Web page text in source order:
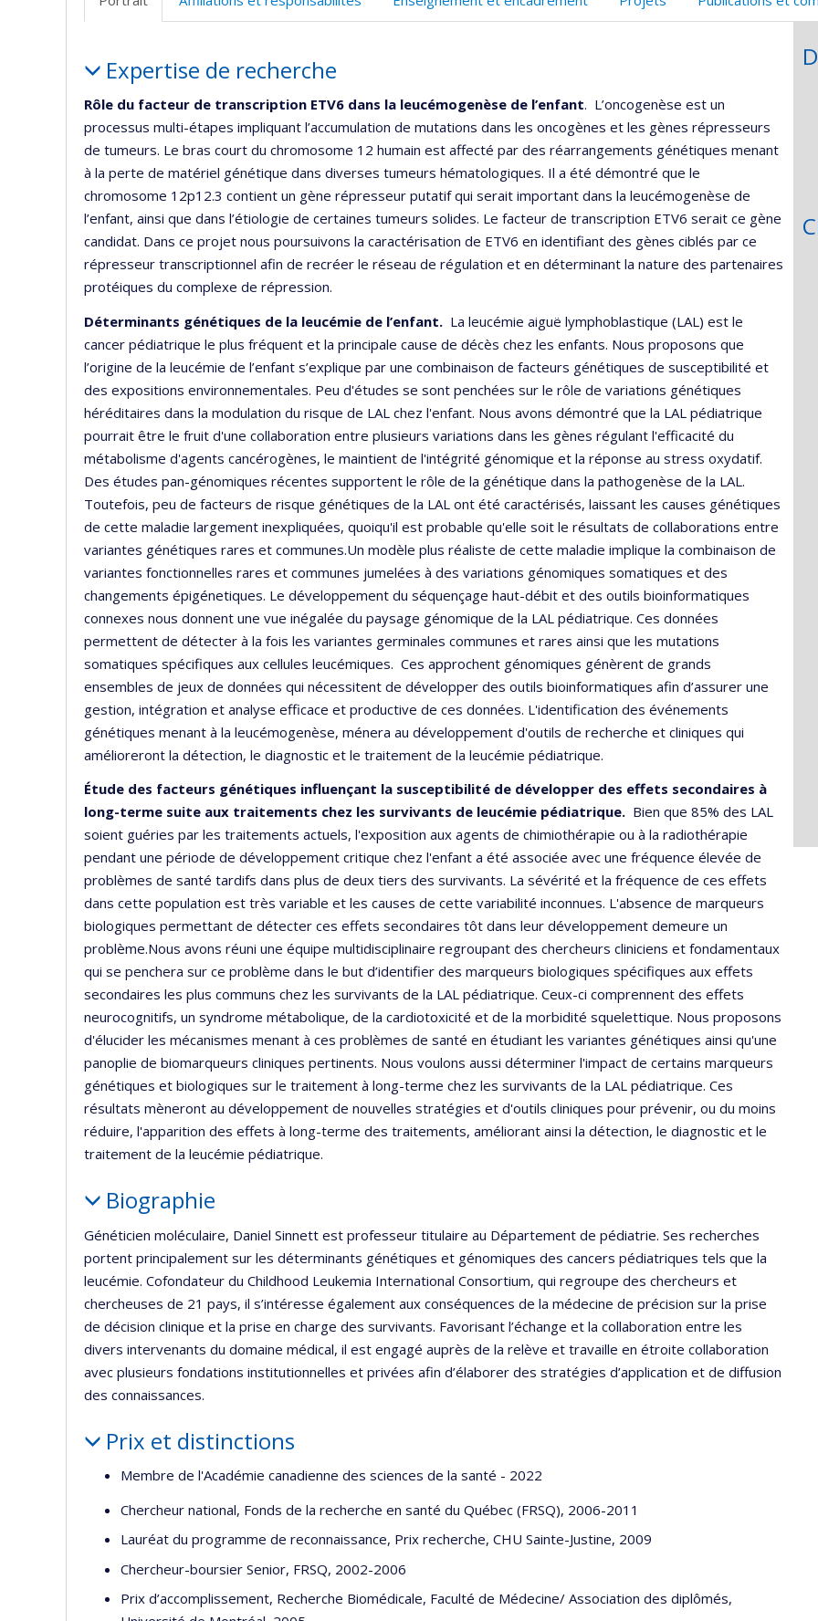
(faculté,département,école)
Expertise de recherche
Rôle du facteur de transcription ETV6 dans la leucémogenèse de l’enfant. L’oncogenèse est un
processus multi-étapes impliquant l’accumulation de mutations dans les oncogènes et les gènes répresseurs
de tumeurs. Le bras court du chromosome 12 humain est affecté par des réarrangements génétiques menant
à la perte de matériel génétique dans diverses tumeurs hématologiques. Il a été démontré que le
chromosome 12p12.3 contient un gène répresseur putatif qui serait important dans la leucémogenèse de
l’enfant, ainsi que dans l’étiologie de certaines tumeurs solides. Le facteur de transcription ETV6 serait ce gène
candidat. Dans ce projet nous poursuivons la caractérisation de ETV6 en identifiant des gènes ciblés par ce
répresseur transcriptionnel afin de recréer le réseau de régulation et en déterminant la nature des partenaires
protéiques du complexe de répression.
Déterminants génétiques de la leucémie de l’enfant. La leucémie aiguë lymphoblastique (LAL) est le
cancer pédiatrique le plus fréquent et la principale cause de décès chez les enfants. Nous proposons que
l’origine de la leucémie de l’enfant s’explique par une combinaison de facteurs génétiques de susceptibilité et
des expositions environnementales. Peu d'études se sont penchées sur le rôle de variations génétiques
héréditaires dans la modulation du risque de LAL chez l'enfant. Nous avons démontré que la LAL pédiatrique
pourrait être le fruit d'une collaboration entre plusieurs variations dans les gènes régulant l'efficacité du
métabolisme d'agents cancérogènes, le maintient de l'intégrité génomique et la réponse au stress oxydatif.
Des études pan-génomiques récentes supportent le rôle de la génétique dans la pathogenèse de la LAL.
Toutefois, peu de facteurs de risque génétiques de la LAL ont été caractérisés, laissant les causes génétiques
de cette maladie largement inexpliquées, quoiqu'il est probable qu'elle soit le résultats de collaborations entre
variantes génétiques rares et communes.Un modèle plus réaliste de cette maladie implique la combinaison de
variantes fonctionnelles rares et communes jumelées à des variations génomiques somatiques et des
changements épigénetiques. Le développement du séquençage haut-débit et des outils bioinformatiques
connexes nous donnent une vue inégalée du paysage génomique de la LAL pédiatrique. Ces données
permettent de détecter à la fois les variantes germinales communes et rares ainsi que les mutations
somatiques spécifiques aux cellules leucémiques. Ces approchent génomiques génèrent de grands
ensembles de jeux de données qui nécessitent de développer des outils bioinformatiques afin d’assurer une
gestion, intégration et analyse efficace et productive de ces données. L'identification des événements
génétiques menant à la leucémogenèse, ménera au développement d'outils de recherche et cliniques qui
amélioreront la détection, le diagnostic et le traitement de la leucémie pédiatrique.
Étude des facteurs génétiques influençant la susceptibilité de développer des effets secondaires à
long-terme suite aux traitements chez les survivants de leucémie pédiatrique. Bien que 85% des LAL
soient guéries par les traitements actuels, l'exposition aux agents de chimiothérapie ou à la radiothérapie
pendant une période de développement critique chez l'enfant a été associée avec une fréquence élevée de
problèmes de santé tardifs dans plus de deux tiers des survivants. La sévérité et la fréquence de ces effets
dans cette population est très variable et les causes de cette variabilité inconnues. L'absence de marqueurs
biologiques permettant de détecter ces effets secondaires tôt dans leur développement demeure un
problème.Nous avons réuni une équipe multidisciplinaire regroupant des chercheurs cliniciens et fondamentaux
qui se penchera sur ce problème dans le but d’identifier des marqueurs biologiques spécifiques aux effets
secondaires les plus communs chez les survivants de la LAL pédiatrique. Ceux-ci comprennent des effets
neurocognitifs, un syndrome métabolique, de la cardiotoxicité et de la morbidité squelettique. Nous proposons
d'élucider les mécanismes menant à ces problèmes de santé en étudiant les variantes génétiques ainsi qu'une
panoplie de biomarqueurs cliniques pertinents. Nous voulons aussi déterminer l'impact de certains marqueurs
génétiques et biologiques sur le traitement à long-terme chez les survivants de la LAL pédiatrique. Ces
résultats mèneront au développement de nouvelles stratégies et d'outils cliniques pour prévenir, ou du moins
réduire, l'apparition des effets à long-terme des traitements, améliorant ainsi la détection, le diagnostic et le
traitement de la leucémie pédiatrique.
Biographie
Généticien moléculaire, Daniel Sinnett est professeur titulaire au Département de pédiatrie. Ses recherches
portent principalement sur les déterminants génétiques et génomiques des cancers pédiatriques tels que la
leucémie. Cofondateur du Childhood Leukemia International Consortium, qui regroupe des chercheurs et
chercheuses de 21 pays, il s’intéresse également aux conséquences de la médecine de précision sur la prise
de décision clinique et la prise en charge des survivants. Favorisant l’échange et la collaboration entre les
divers intervenants du domaine médical, il est engagé auprès de la relève et travaille en étroite collaboration
avec plusieurs fondations institutionnelles et privées afin d’élaborer des stratégies d’application et de diffusion
des connaissances.
Prix et distinctions
Membre de l'Académie canadienne des sciences de la santé - 2022
Chercheur national, Fonds de la recherche en santé du Québec (FRSQ), 2006-2011
Lauréat du programme de reconnaissance, Prix recherche, CHU Sainte-Justine, 2009
Chercheur-boursier Senior, FRSQ, 2002-2006
Prix d’accomplissement, Recherche Biomédicale, Faculté de Médecine/ Association des diplômés,